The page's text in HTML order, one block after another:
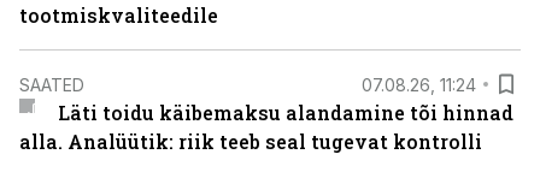
tootmiskvaliteedile
SAATED 07.08.26, 11:24
Läti toidu käibemaksu alandamine tõi hinnad
alla. Analüütik: riik teeb seal tugevat kontrolli